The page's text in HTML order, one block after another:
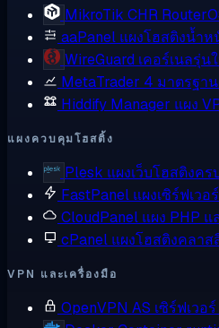
MikroTik CHR
aaPanel แผงโฮสติงน้ำห
WireGuard เคอร์เนลรุ่น
MetaTrader 4 มาตรฐา
Hiddify Manager แผง
แผงควบคุมโฮสติ้ง
Plesk แผงเว็บโฮสติงคร
FastPanel แผงเซิร์ฟเวอ
CloudPanel แผง PHP แ
cPanel แผงโฮสติงคลาส
VPN และเครื่องมือ
OpenVPN AS เซิร์ฟเวอ